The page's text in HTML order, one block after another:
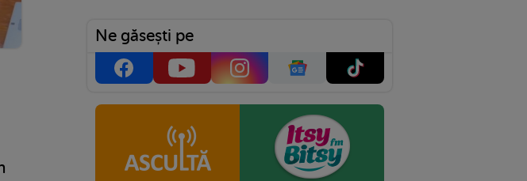
Ne găsești pe